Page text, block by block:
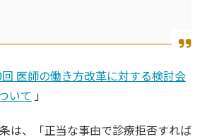
医師の働き方改革に対する検討会
いて 」
は、「正当な事由で診療拒否すれば